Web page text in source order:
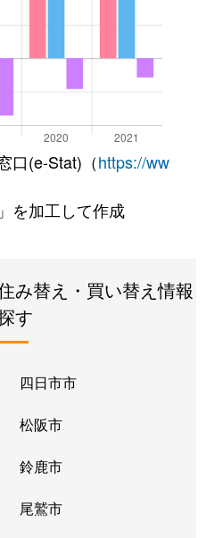
口(e-Stat)（https://ww
を加工して作成
み替え・買い替え情報
す
四日市市
松阪市
鈴鹿市
尾鷲市